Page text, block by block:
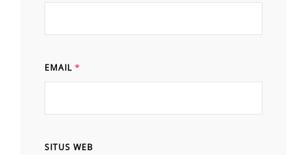
EMAIL *
SITUS WEB